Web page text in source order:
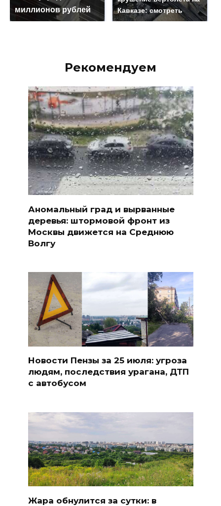
миллионов рублей
Кавказе: смотреть
Рекомендуем
Аномальный град и вырванные
деревья: штормовой фронт из
Москвы движется на Среднюю
Волгу
Новости Пензы за 25 июля: угроза
людям, последствия урагана, ДТП
с автобусом
Жара обнулится за сутки: в